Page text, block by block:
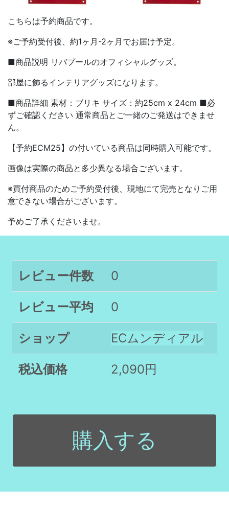
こちらは予約商品です。
※ご予約受付後、約1ヶ月-2ヶ月でお届け予定。
■商品説明 リバプールのオフィシャルグッズ。
部屋に飾るインテリアグッズになります。
■商品詳細 素材：ブリキ サイズ：約25cm x 24cm ■必
ずご確認ください 通常商品とご一緒のご発送はできませ
ん。
【予約ECM25】の付いている商品は同時購入可能です。
画像は実際の商品と多少異なる場合ございます。
※買付商品のためご予約受付後、現地にて完売となりご用
意できない場合がございます。
予めご了承くださいませ。
レビュー件数 0
レビュー平均 0
ショップ ECムンディアル
税込価格 2,090円
購入する